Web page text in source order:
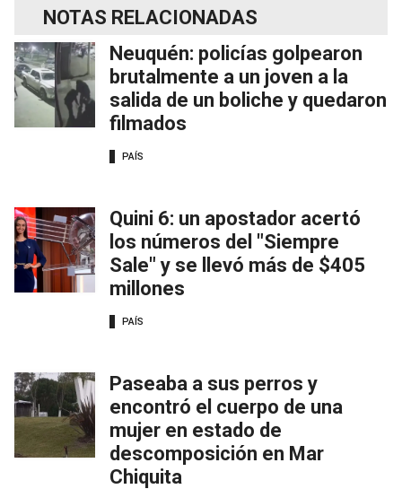
NOTAS RELACIONADAS
Neuquén: policías golpearon
brutalmente a un joven a la
salida de un boliche y quedaron
filmados
PAÍS
Quini 6: un apostador acertó
los números del "Siempre
Sale" y se llevó más de $405
millones
PAÍS
Paseaba a sus perros y
encontró el cuerpo de una
mujer en estado de
descomposición en Mar
Chiquita